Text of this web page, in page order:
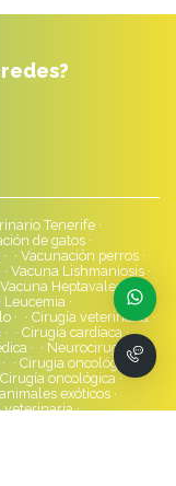
Tenerife
de gatos
Vacunación perros
Vacuna Lishmaniosis
Vacuna Heptavalente
Leucemia
Cirugía veterinaria
Cirugía cardiaca
Neurocirugía
Cirugia oncológica
Cirugía oncológica
exóticos
veterinaria